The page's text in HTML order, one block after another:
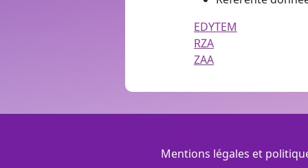
EDYTEM
RZA
ZAA
Menu Footer
Mentions légales et